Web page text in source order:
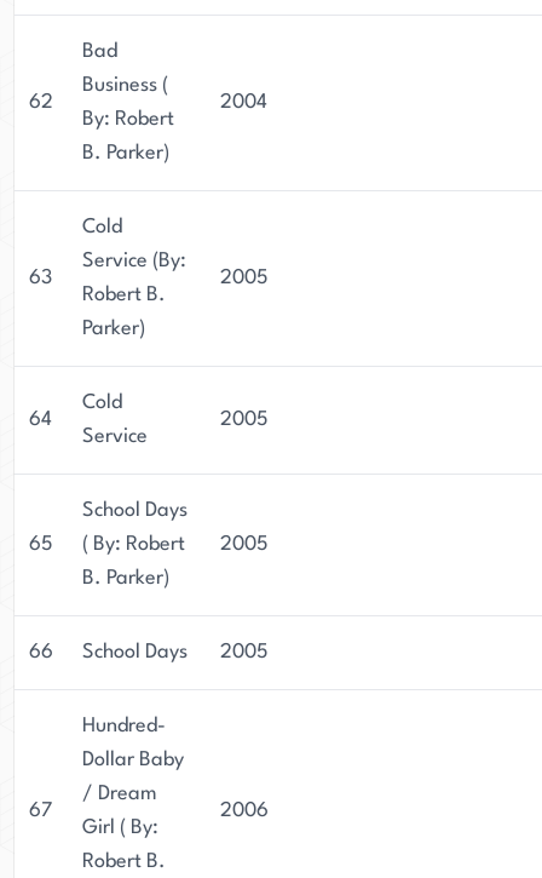
62
Bad
Business (
By: Robert
B. Parker)
2004
63
Cold
Service (By:
Robert B.
Parker)
2005
64
Cold
Service
2005
65
School Days
( By: Robert
B. Parker)
2005
66 School Days 2005
67
Hundred-
Dollar Baby
/ Dream
Girl ( By:
Robert B.
2006